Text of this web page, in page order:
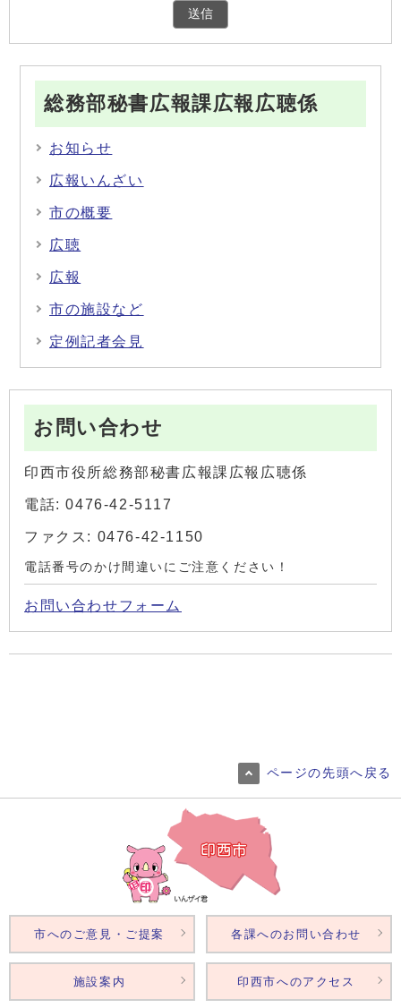
総務部秘書広報課広報広聴係
お知らせ
広報いんざい
市の概要
広聴
広報
市の施設など
定例記者会見
お問い合わせ
印西市役所総務部秘書広報課広報広聴係
電話: 0476-42-5117
ファクス: 0476-42-1150
電話番号のかけ間違いにご注意ください！
お問い合わせフォーム
ページの先頭へ戻る
市へのご意見・ご提案 各課へのお問い合わせ
施設案内 印西市へのアクセス